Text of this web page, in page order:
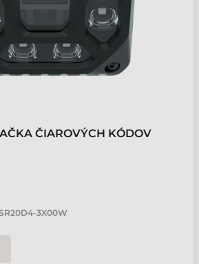
ČIAROVÝCH KÓDOV
3X00W